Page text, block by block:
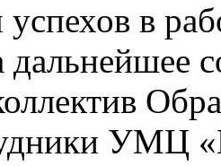
в
УМЦ